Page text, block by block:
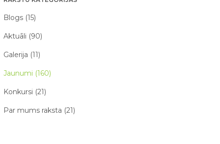
Blogs (15)
Aktuāli (90)
Galerija (11)
Jaunumi (160)
Konkursi (21)
Par mums raksta (21)